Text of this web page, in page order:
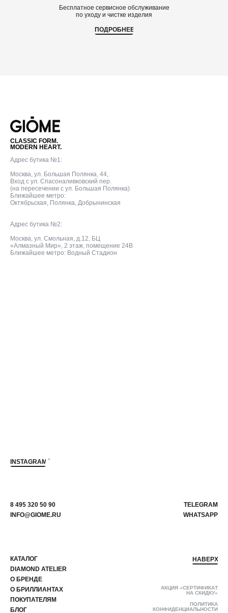
Бесплатное сервисное обслуживание
по уходу и чистке изделия
ПОДРОБНЕЕ
CLASSIC FORM.
MODERN HEART.
INSTAGRAM *
Адрес бутика №1:
Москва, ул. Большая Полянка, 44,
Вход с ул. Спасоналивковский пер.
(на пересечении с ул. Большая Полянка)
Ближайшее метро:
Октябрьская, Полянка, Добрынинская
Адрес бутика №2:
Москва, ул. Смольная, д.12, БЦ
«Алмазный Мир», 2 этаж, помещение 24В
Ближайшее метро: Водный Стадион
8 495 320 50 90
INFO@GIOME.RU
ПОКУПАТЕЛЯМ
БЛОГ
О БРЕНДЕ
DIAMOND ATELIER
КАТАЛОГ
АКЦИЯ «СЕРТИФИКАТ
НА СКИДКУ»
ПОЛИТИКА
КОНФИДЕНЦИАЛЬНОСТИ
НАВЕРХ
TELEGRAM
WHATSAPP
О БРИЛЛИАНТАХ